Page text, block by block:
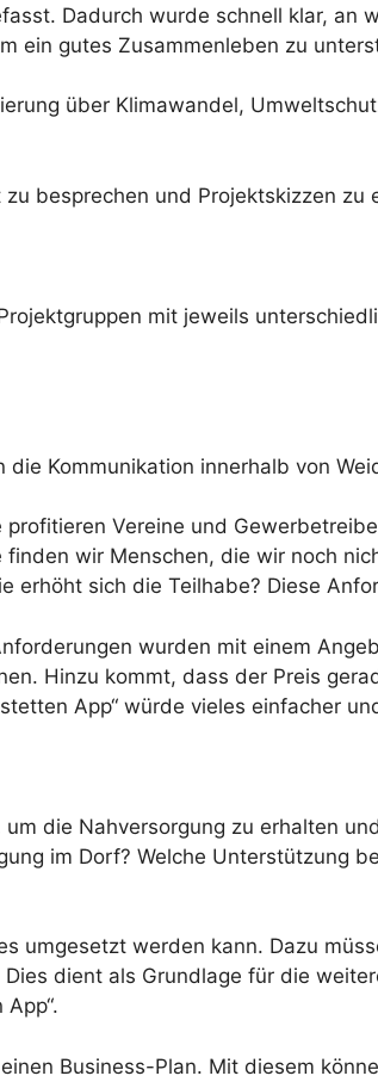
Dadurch wurde schnell klar, an
ein gutes Zusammenleben zu
über Klimawandel,
besprechen und Projektskizzen zu
mit jeweils
Kommunikation innerhalb von
Vereine und
wir Menschen, die wir noch
erhöht sich die Teilhabe? Diese
wurden mit einem
Hinzu kommt, dass der Preis
App“ würde vieles einfacher
die Nahversorgung zu erhalten
im Dorf? Welche Unterstützung
umgesetzt werden kann. Dazu
dient als Grundlage für die
Business-Plan. Mit diesem